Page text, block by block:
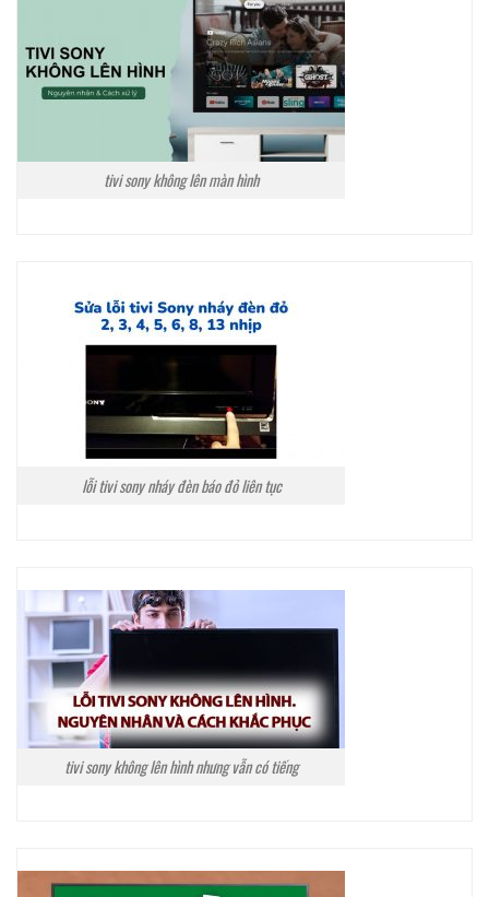
tivi sony không lên màn hình
lỗi tivi sony nháy đèn báo đỏ liên tục
tivi sony không lên hình nhưng vẫn có tiếng